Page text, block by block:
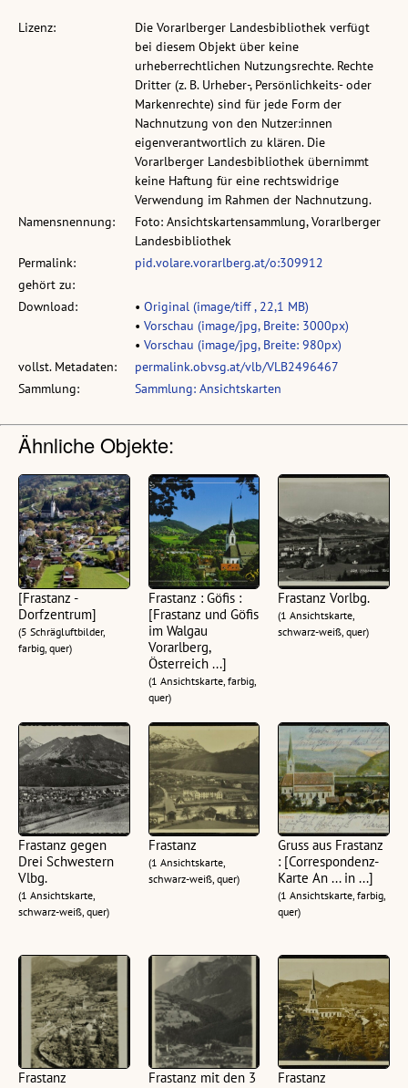
Lizenz:
Die Vorarlberger Landesbibliothek verfügt
bei diesem Objekt über keine
urheberrechtlichen Nutzungsrechte. Rechte
Dritter (z. B. Urheber-, Persönlichkeits- oder
Markenrechte) sind für jede Form der
Nachnutzung von den Nutzer:innen
eigenverantwortlich zu klären. Die
Vorarlberger Landesbibliothek übernimmt
keine Haftung für eine rechtswidrige
Verwendung im Rahmen der Nachnutzung.
Namensnennung:
Foto: Ansichtskartensammlung, Vorarlberger
Landesbibliothek
Permalink:
pid.volare.vorarlberg.at/o:309912
gehört zu:
Download:
• Original (image/tiff , 22,1 MB)
• Vorschau (image/jpg, Breite: 3000px)
• Vorschau (image/jpg, Breite: 980px)
vollst. Metadaten:
permalink.obvsg.at/vlb/VLB2496467
Sammlung:
Sammlung: Ansichtskarten
Ähnliche Objekte:
[Frastanz -
Dorfzentrum]
(5 Schrägluftbilder,
farbig, quer)
Frastanz : Göfis :
[Frastanz und Göfis
im Walgau
Vorarlberg,
Österreich ...]
(1 Ansichtskarte, farbig,
quer)
Frastanz Vorlbg.
(1 Ansichtskarte,
schwarz-weiß, quer)
Frastanz gegen
Drei Schwestern
Vlbg.
(1 Ansichtskarte,
schwarz-weiß, quer)
Frastanz
(1 Ansichtskarte,
schwarz-weiß, quer)
Gruss aus Frastanz
: [Correspondenz-
Karte An ... in ...]
(1 Ansichtskarte, farbig,
quer)
Frastanz
Frastanz mit den 3
Frastanz